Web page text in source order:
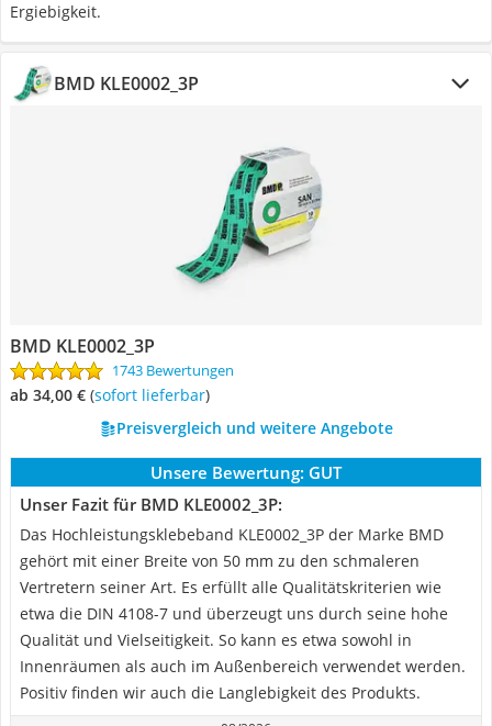
Ergiebigkeit.
BMD KLE0002_3P
BMD KLE0002_3P
1743 Bewertungen
ab 34,00 € ( Sofort lieferbar)
Preisvergleich und weitere Angebote
Unsere Bewertung: GUT
Unser Fazit für BMD KLE0002_3P:
Das Hochleistungsklebeband KLE0002_3P der Marke BMD
gehört mit einer Breite von 50 mm zu den schmaleren
Vertretern seiner Art. Es erfüllt alle Qualitätskriterien wie
etwa die DIN 4108-7 und überzeugt uns durch seine hohe
Qualität und Vielseitigkeit. So kann es etwa sowohl in
Innenräumen als auch im Außenbereich verwendet werden.
Positiv finden wir auch die Langlebigkeit des Produkts.